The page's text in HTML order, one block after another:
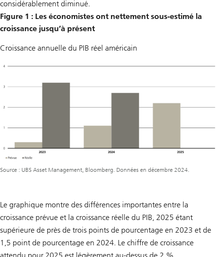
considérablement diminué.
Figure 1 : Les économistes ont nettement sous-estimé la
croissance jusqu’à présent
Croissance annuelle du PIB réel américain
Source : UBS Asset Management, Bloomberg. Données en décembre 2024.
Le graphique montre des différences importantes entre la
croissance prévue et la croissance réelle du PIB, 2025 étant
supérieure de près de trois points de pourcentage en 2023 et de
1,5 point de pourcentage en 2024. Le chiffre de croissance